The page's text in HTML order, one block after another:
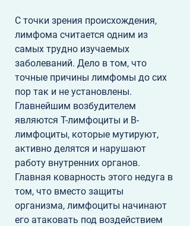
С точки зрения происхождения,
лимфома считается одним из
самых трудно изучаемых
заболеваний. Дело в том, что
точные причины лимфомы до сих
пор так и не установлены.
Главнейшим возбудителем
являются Т-лимфоциты и B-
лимфоциты, которые мутируют,
активно делятся и нарушают
работу внутренних органов.
Главная коварность этого недуга в
том, что вместо защиты
организма, лимфоциты начинают
его атаковать под воздействием